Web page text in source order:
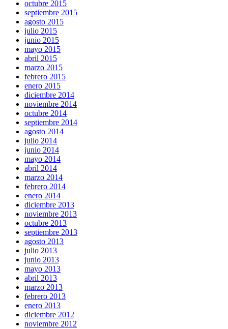
octubre 2015
septiembre 2015
agosto 2015
julio 2015
junio 2015
mayo 2015
abril 2015
marzo 2015
febrero 2015
enero 2015
diciembre 2014
noviembre 2014
octubre 2014
septiembre 2014
agosto 2014
julio 2014
junio 2014
mayo 2014
abril 2014
marzo 2014
febrero 2014
enero 2014
diciembre 2013
noviembre 2013
octubre 2013
septiembre 2013
agosto 2013
julio 2013
junio 2013
mayo 2013
abril 2013
marzo 2013
febrero 2013
enero 2013
diciembre 2012
noviembre 2012